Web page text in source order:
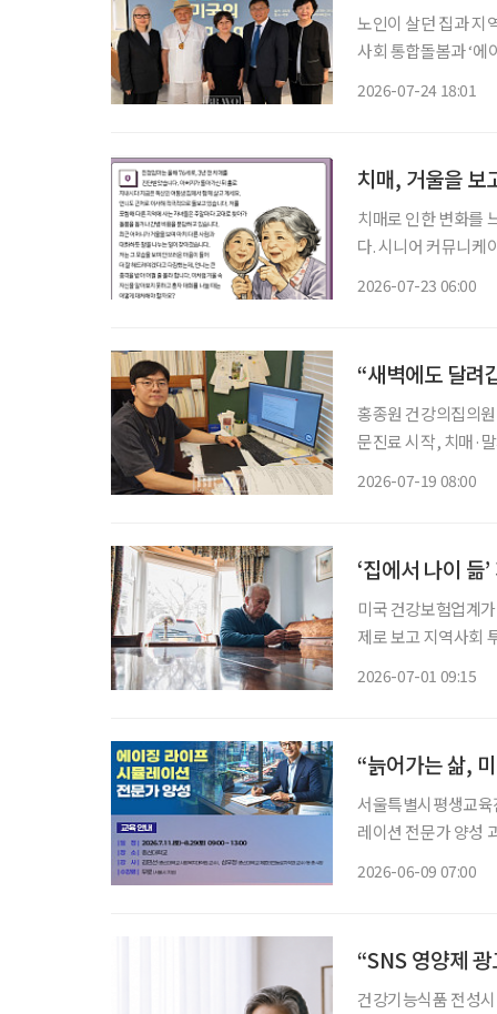
노인이 살던 집과 지
사회 통합돌봄과 ‘
2026-07-24 18:01
치매, 거울을 보
치매로 인한 변화를
다. 시니어 커뮤니케
2026-07-23 06:00
“새벽에도 달려
홍종원 건강의집의
문진료 시작, 치매·말기암 등
2026-07-19 08:00
‘집에서 나이
미국 건강보험업계
제로 보고 지역사회
2026-07-01 09:15
“늙어가는 삶,
서울특별시평생교육
레이션 전문가 양성
2026-06-09 07:00
“SNS 영양제
건강기능식품 전성